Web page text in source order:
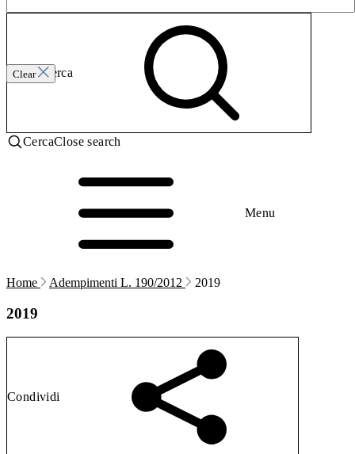
Clear
Invia ricerca
CercaClose search
Menu
Home Adempimenti L. 190/2012 2019
2019
Condividi